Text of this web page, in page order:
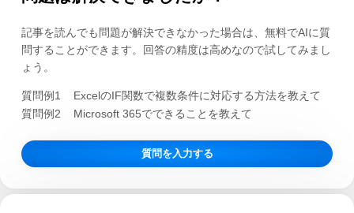
記事を読んでも問題が解決できなかった場合は、無料でAIに質
問することができます。回答の精度は高めなので試してみまし
ょう。
質問例1
ExcelのIF関数で複数条件に対応する方法を教えて
質問例2
Microsoft 365でできることを教えて
質問を入力する